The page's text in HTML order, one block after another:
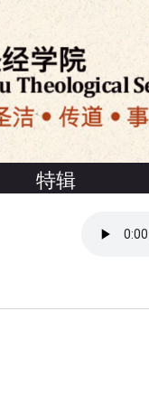
特辑